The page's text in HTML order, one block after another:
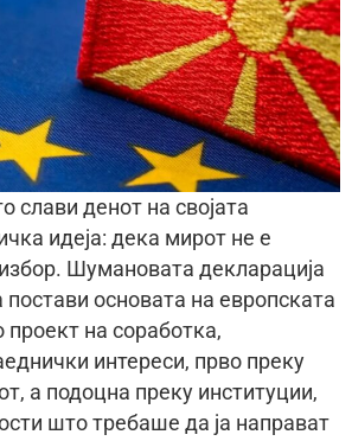
слави денот на својата
идеја: дека мирот не е
избор. Шумановата декларација
постави основата на европската
проект на соработка,
интереси, прво преку
а подоцна преку институции,
што требаше да ја направат